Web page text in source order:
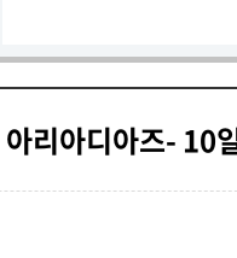
리아디아즈- 10